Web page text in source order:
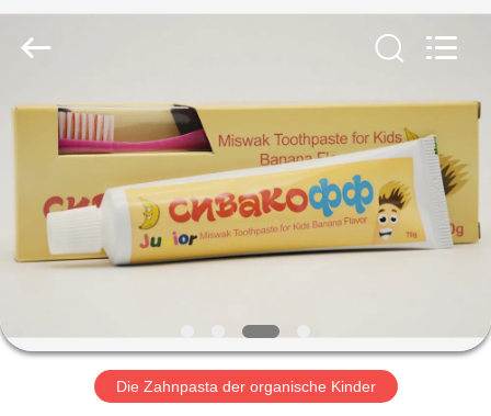
HAUS
PRODUKTE
VIDEOS
ÜBER
UNS
ORAL
CENTER.
Die Zahnpasta der organische Kinder